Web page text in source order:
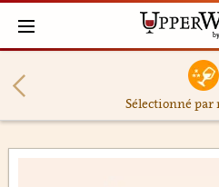
Sélectionné par